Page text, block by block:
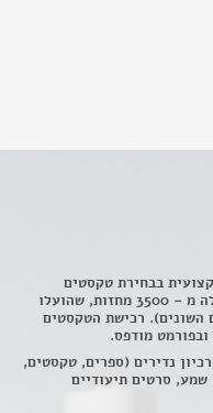
בבחירת טקסטים
ומונולוגים (מתוך למעלה מ – 3500 מחזות, שהועלו
השונים). רכישת הטקסטים
מודפס.
נדירים (ספרים, טקסטים,
סרטים תיעודיים